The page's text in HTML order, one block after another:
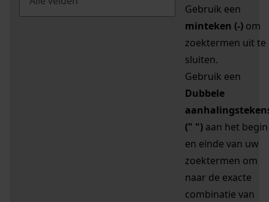
Gebruik een
minteken (-) om
zoektermen uit te
sluiten.
Gebruik een
Dubbele
(" ") aan het begin
en einde van uw
zoektermen om
naar de exacte
combinatie van